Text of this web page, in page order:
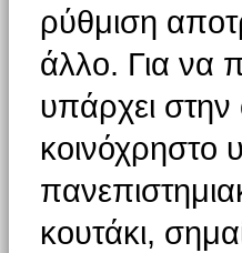
ρύθμιση
άλλο. Για να
υπάρχει στην
κοινόχρηστο
κουτάκι,